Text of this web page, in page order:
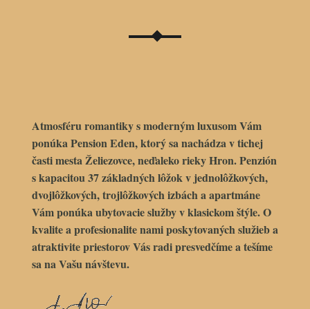
Atmosféru romantiky s moderným luxusom Vám
ponúkaPension Eden, ktorý sa nachádza v tichej
časti mestaŽeliezovce, neďaleko rieky Hron. Penzión
s kapacitou 37 základných lôžok v jednolôžkových,
dvojlôžkových, trojlôžkových izbách a apartmáne
Vám ponúka ubytovacie služby v klasickom štýle. O
kvalite a profesionalite nami poskytovaných služieb a
atraktivite priestorov Vás radi presvedčíme a tešíme
sa na Vašu návštevu.